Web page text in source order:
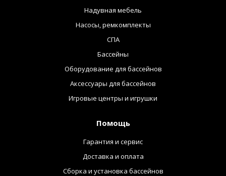
Надувная мебель
Насосы, ремкомплекты
СПА
Бассейны
Оборудование для бассейнов
Аксессуары для бассейнов
Игровые центры и игрушки
Помощь
Гарантия и сервис
Доставка и оплата
Сборка и установка бассейнов